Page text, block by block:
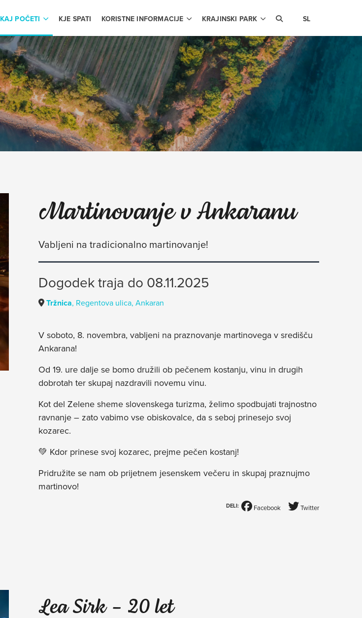
SL
KAJ POČETI KJE SPATI KORISTNE INFORMACIJE KRAJINSKI PARK
Martinovanje v Ankaranu
Vabljeni na tradicionalno martinovanje!
Dogodek traja do 08.11.2025
Tržnica, Regentova ulica, Ankaran
V soboto, 8. novembra, vabljeni na praznovanje martinovega v središču
Ankarana!
Od 19. ure dalje se bomo družili ob pečenem kostanju, vinu in drugih
dobrotah ter skupaj nazdravili novemu vinu.
Kot del Zelene sheme slovenskega turizma, želimo spodbujati trajnostno
ravnanje – zato vabimo vse obiskovalce, da s seboj prinesejo svoj
kozarec.
💚 Kdor prinese svoj kozarec, prejme pečen kostanj!
Pridružite se nam ob prijetnem jesenskem večeru in skupaj praznujmo
martinovo!
DELI: Facebook Twitter
Lea Sirk – 20 let